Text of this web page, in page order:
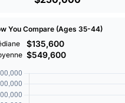
You Compare (Ages 35-44)
$135,600
$549,600